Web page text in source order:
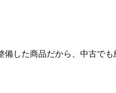
した商品だから、中古で